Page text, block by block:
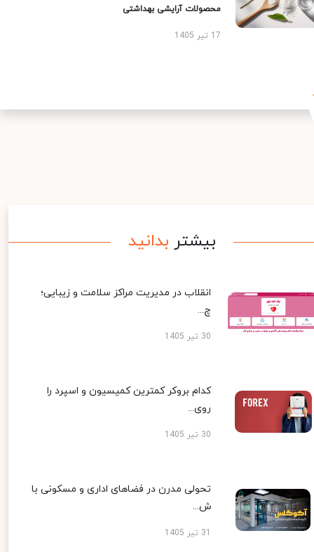
محصولات آرایشی بهداشتی
17 تیر 1405
بیشتر بدانید
انقلاب در مدیریت مراکز سلامت و زیبایی؛
چ...
30 تیر 1405
کدام بروکر کمترین کمیسیون و اسپرد را
روی...
30 تیر 1405
تحولی مدرن در فضاهای اداری و مسکونی با
ش...